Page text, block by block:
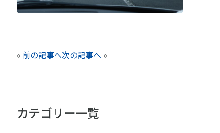
«前の記事へ次の記事へ »
カテゴリー一覧